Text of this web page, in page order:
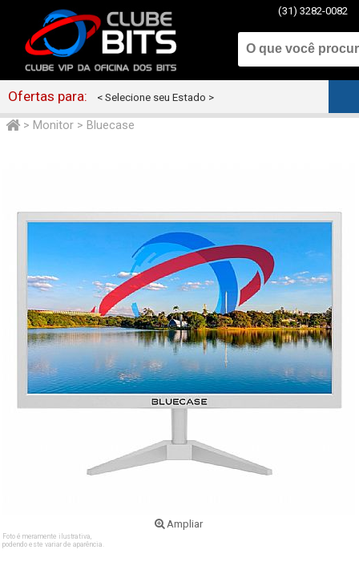
(31) 3282-0082
Ofertas para: < Selecione seu Estado >
> Monitor > Bluecase
Ampliar
Foto é meramente ilustrativa,
podendo este variar de aparência.